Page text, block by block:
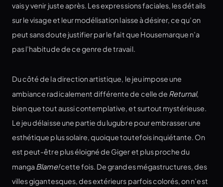
vais y venir juste après. Les expressions faciales, les détails
sur le visage et leur modélisation laisse à désirer, ce qu’on
peut sans doute justifier par le fait que Housemarque n’a
pas l’habitude de ce genre de travail.
Du côté de la direction artistique, le jeu impose une
ambiance radicalement différente de celle de Returnal,
bien que tout aussi contemplative, et surtout mystérieuse.
Le jeu délaisse une partie du lugubre pour embrasser une
esthétique plus solaire, quoique toutefois inquiétante. On
est peut-être plus éloigné de Giger et plus proche du
manga Blame!cette fois. De grandes mégastructures, des
villes gigantesques, des extérieurs parfois colorés, on n’est